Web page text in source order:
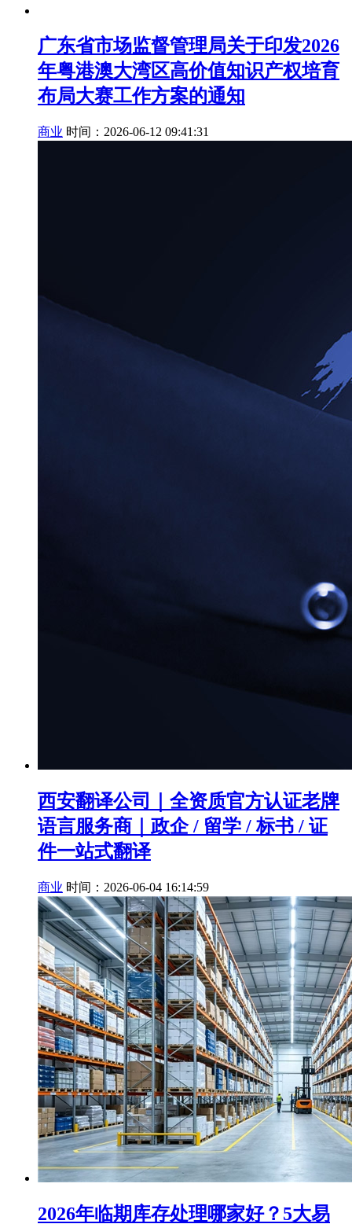
广东省市场监督管理局关于印发2026
年粤港澳大湾区高价值知识产权培育
布局大赛工作方案的通知
商业 时间：2026-06-12 09:41:31
西安翻译公司｜全资质官方认证老牌
语言服务商｜政企 / 留学 / 标书 / 证
件一站式翻译
商业 时间：2026-06-04 16:14:59
2026年临期库存处理哪家好？5大易